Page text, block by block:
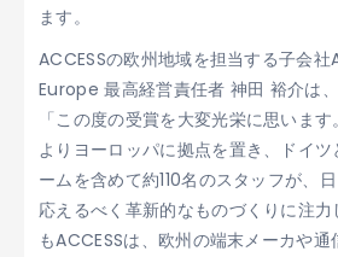
ます。
ACCESSの欧州地域を担当する子会
Europe 最高経営責任者 神田 裕介は、
「この度の受賞を大変光栄に思いま
よりヨーロッパに拠点を置き、ドイ
ームを含めて約110名のスタッフが、
応えるべく革新的なものづくりに注力
もACCESSは、欧州の端末メーカや